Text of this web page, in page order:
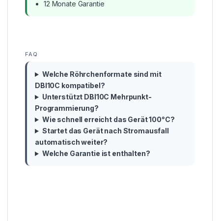
12 Monate Garantie
FAQ
Welche Röhrchenformate sind mit
DBI10C kompatibel?
Unterstützt DBI10C Mehrpunkt-
Programmierung?
Wie schnell erreicht das Gerät 100°C?
Startet das Gerät nach Stromausfall
automatisch weiter?
Welche Garantie ist enthalten?